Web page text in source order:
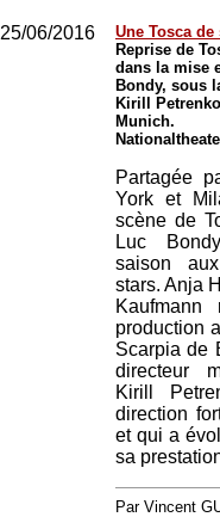
25/06/2016
Une Tosca de
Reprise de
dans la mise
Bondy, sous
Kirill
Munich.
Partagée
York et
scène de
Luc
saison
stars. Anja
Kaufmann
production
Scarpia de
directeur
Kirill
direction
et qui a
sa
Par Vincent